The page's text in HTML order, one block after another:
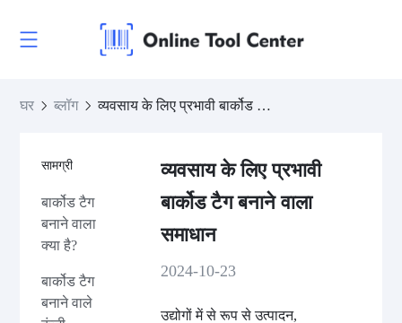
घर ब्लॉग व्यवसाय के लिए प्रभावी बार्कोड टैग बनाने वाला समाधान
सामग्री
बार्कोड टैग
बनाने वाला
क्या है?
बार्कोड टैग
बनाने वाले
व्यवसाय के लिए प्रभावी
बार्कोड टैग बनाने वाला
समाधान
2024-10-23
उद्योगों में से रूप से उत्पादन,